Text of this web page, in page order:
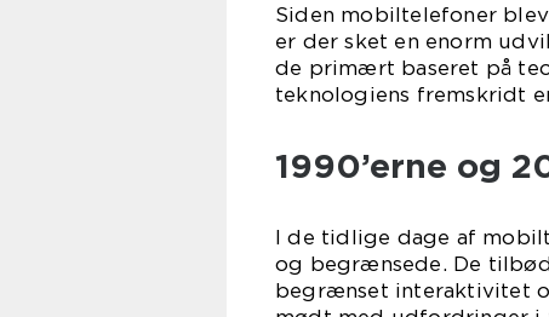
Siden mobiltelefoner
er der sket en enorm
de primært baseret på
teknologiens fremskridt
1990’erne og
I de tidlige dage af
og begrænsede. De
begrænset interaktivitet